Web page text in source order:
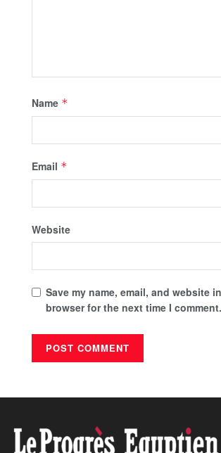
Name *
Email *
Website
Save my name, email, and website
browser for the next time I comment.